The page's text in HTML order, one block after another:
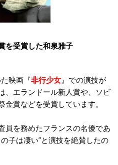
を受賞した和泉雅子
映画『非行少女 』での演技が
、エランドール新人賞や、ソビ
賞などを受賞しています。
員を務めたフランスの名優であ
子は凄い”と演技を絶賛したの